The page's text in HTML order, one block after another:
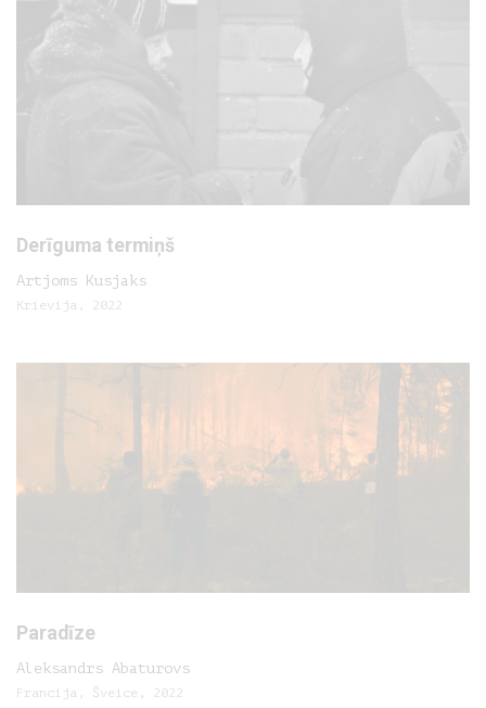
Derīguma termiņš
Artjoms Kusjaks
Krievija, 2022
Paradīze
Aleksandrs Abaturovs
Francija, Šveice, 2022